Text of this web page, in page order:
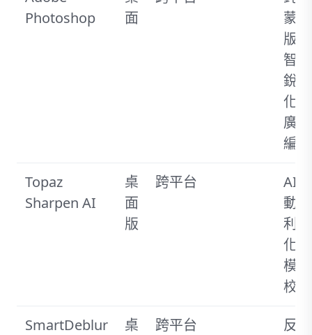
Photoshop
面
蒙
版，
智慧
銳利
化，
廣泛
編輯
Topaz
Sharpen AI
桌
面
版
跨平台
AI驅
動銳
利
化，
模糊
校正
SmartDeblur
桌
跨平台
反褶